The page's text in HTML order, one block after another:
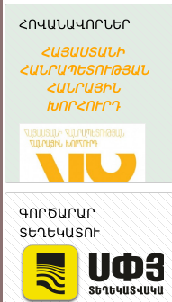
ՀՈՎԱՆԱՎՈՐՆԵՐ
ՀԱՅԱՍՏԱՆԻ
ՀԱՆՐԱՊԵՏՈՒԹՅԱՆ
ՀԱՆՐԱՅԻՆ
ԽՈՐՀՈՒՐԴ
ԳՈՐԾԱՐԱՐ
ՏԵՂԵԿԱՏՈՒ